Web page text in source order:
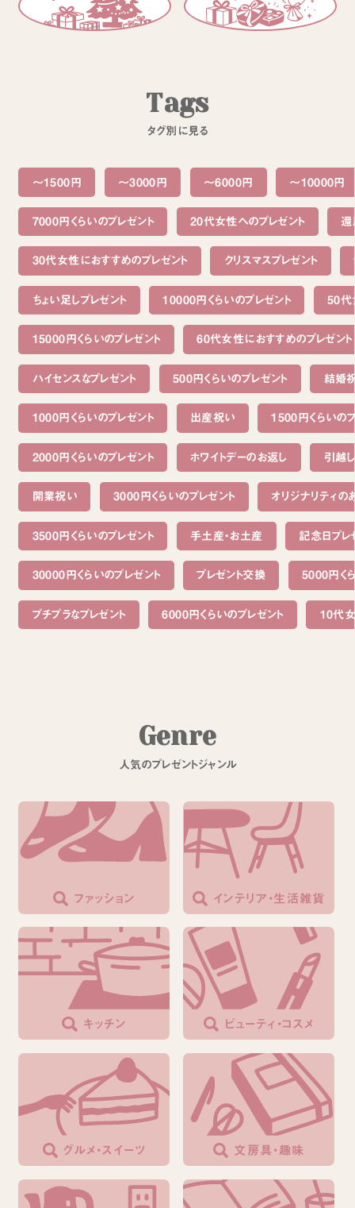
Tags
タグ別 に見る
～1500円 〜3000円 〜6000円 〜10000円
7000円くらいのプレゼント 20代女性へのプレゼント 還
30代女性におすすめのプレゼント クリスマスプレゼント
ちょい足しプレゼント 10000円くらいのプレゼント 50代
15000円くらいのプレゼント 60代女性におすすめのプレゼント
ハイセンスなプレゼント 500円くらいのプレゼント 結婚
1000円くらいのプレゼント 出産祝い 1500円くらいの
2000円くらいのプレゼント ホワイトデーのお返し 引越
開業祝い 3000円くらいのプレゼント オリジナリティの
3500円くらいのプレゼント 手土産・お土産 記念日プレ
30000円くらいのプレゼント プレゼント交換 5000円く
プチプラなプレゼント 6000円くらいのプレゼント 10代女
Genre
人 気のプレゼントジャ ンル
ファッション インテリア・生活雑貨
キッチン ビューティ・コスメ
グルメ・スイーツ 文房具・趣味